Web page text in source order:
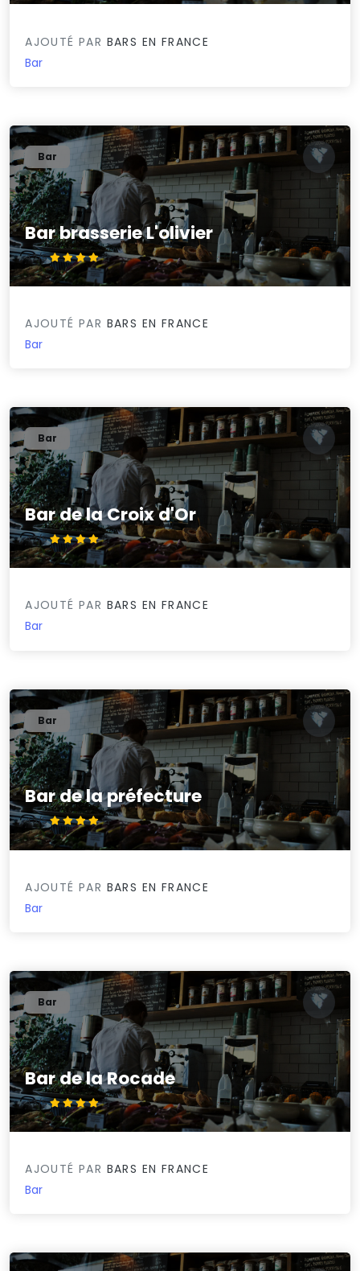
AJOUTÉ PAR BARS EN FRANCE
Bar
Bar brasserie L'olivier
4.2/5
Bar
AJOUTÉ PAR BARS EN FRANCE
Bar
Bar de la Croix d'Or
4.2/5
Bar
AJOUTÉ PAR BARS EN FRANCE
Bar
Bar de la préfecture
4.3/5
Bar
AJOUTÉ PAR BARS EN FRANCE
Bar
Bar de la Rocade
4.3/5
Bar
AJOUTÉ PAR BARS EN FRANCE
Bar